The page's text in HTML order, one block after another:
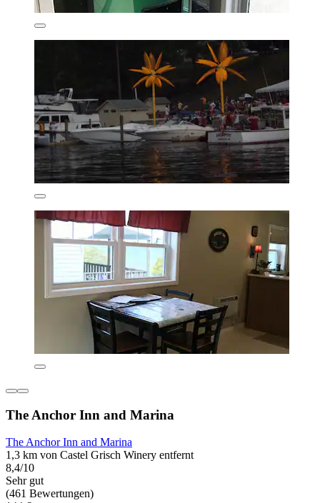
The Anchor Inn and Marina
The Anchor Inn and Marina
1,3 km von Castel Grisch Winery entfernt
8,4/10
Sehr gut
(461 Bewertungen)